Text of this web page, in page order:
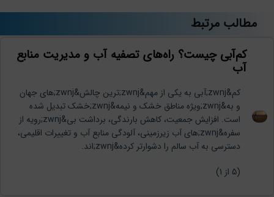
مطالب مرتبط
کم‌آبی چیست؟ راه‌های تصفیه آب و مدیریت منابع
آب
کم&zwnj;آبی به یکی از مهم&zwnj;ترین چالش&zwnj;های جهان
و به&zwnj;ویژه مناطق خشک و نیمه&zwnj;خشک تبدیل شده
است. افزایش جمعیت، کاهش بارندگی، برداشت بی&zwnj;رویه از
سفره&zwnj;های آب زیرزمینی، آلودگی منابع آب و تغییرات اقلیمی،
دسترسی به آب سالم را دشوارتر کرده&zwnj;اند.
(
5 از 1)